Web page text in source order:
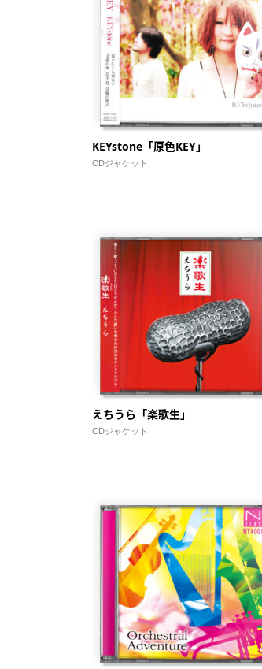
KEYstone「原色KEY」
CDジャケット
えちうら「楽歌生」
CDジャケット